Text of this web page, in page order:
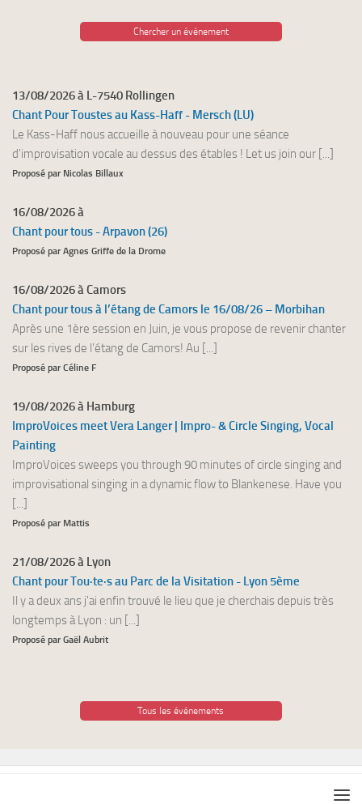
Chercher un événement
13/08/2026 à L-7540 Rollingen
Chant Pour Toustes au Kass-Haff - Mersch (LU)
Le Kass-Haff nous accueille à nouveau pour une séance
d'improvisation vocale au dessus des étables ! Let us join our [...]
Proposé par Nicolas Billaux
16/08/2026 à
Chant pour tous - Arpavon (26)
Proposé par Agnes Griffe de la Drome
16/08/2026 à Camors
Chant pour tous à l’étang de Camors le 16/08/26 – Morbihan
Après une 1ère session en Juin, je vous propose de revenir chanter
sur les rives de l’étang de Camors! Au [...]
Proposé par Céline F
19/08/2026 à Hamburg
ImproVoices meet Vera Langer | Impro- & Circle Singing, Vocal
Painting
ImproVoices sweeps you through 90 minutes of circle singing and
improvisational singing in a dynamic flow to Blankenese. Have you
[...]
Proposé par Mattis
21/08/2026 à Lyon
Chant pour Tou·te·s au Parc de la Visitation - Lyon 5ème
Il y a deux ans j'ai enfin trouvé le lieu que je cherchais depuis très
longtemps à Lyon : un [...]
Proposé par Gaël Aubrit
Tous les événements